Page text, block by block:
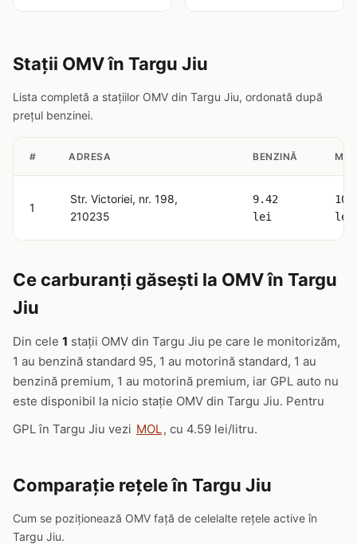
Stații OMV în Targu Jiu
Lista completă a stațiilor OMV din Targu Jiu, ordonată după
prețul benzinei.
# ADRESA BENZINĂ
1
Str. Victoriei, nr. 198,
210235
9.42
lei
lei
Ce carburanți găsești la OMV în Targu
Jiu
Din cele 1 stații OMV din Targu Jiu pe care le monitorizăm,
1 au benzină standard 95, 1 au motorină standard, 1 au
benzină premium, 1 au motorină premium, iar GPL auto nu
este disponibil la nicio stație OMV din Targu Jiu. Pentru
GPL în Targu Jiu vezi MOL, cu 4.59 lei/litru.
Comparație rețele în Targu Jiu
Cum se poziționează OMV față de celelalte rețele active în
Targu Jiu.